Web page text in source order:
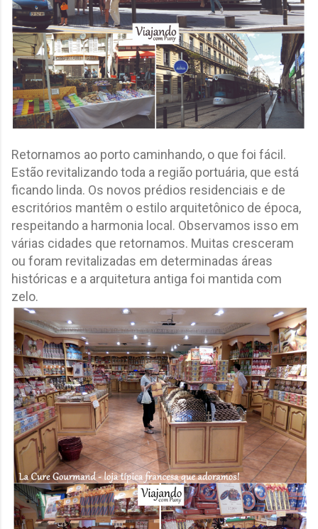
Retornamos ao porto caminhando, o que foi fácil.
Estão revitalizando toda a região portuária, que está
ficando linda. Os novos prédios residenciais e de
escritórios mantêm o estilo arquitetônico de época,
respeitando a harmonia local. Observamos isso em
várias cidades que retornamos. Muitas cresceram
ou foram revitalizadas em determinadas áreas
históricas e a arquitetura antiga foi mantida com
zelo.